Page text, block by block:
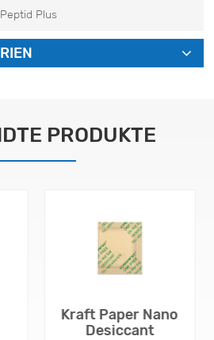
Plus
PRODUKTE
Kraft Paper Nano
Desiccant